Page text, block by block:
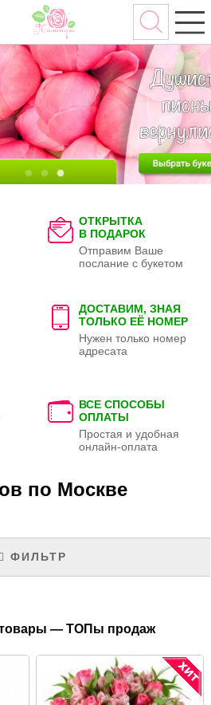
ОТКРЫТКА
В ПОДАРОК
Отправим Ваше
послание с букетом
ДОСТАВИМ, ЗНАЯ
ТОЛЬКО ЕЁ НОМЕР
Нужен только номер
адресата
ВСЕ СПОСОБЫ
ОПЛАТЫ
Простая и удобная
онлайн-оплата
по Москве
ФИЛЬТР
— ТОПы продаж